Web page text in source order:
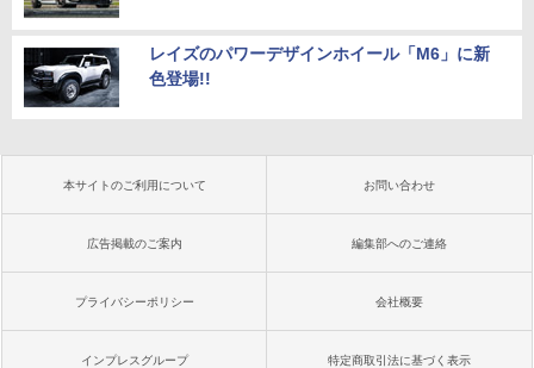
レイズのパワーデザインホイール「M6」に新
色登場!!
本サイトのご利用について お問い合わせ
広告掲載のご案内 編集部へのご連絡
プライバシーポリシー 会社概要
インプレスグループ 特定商取引法に基づく表示